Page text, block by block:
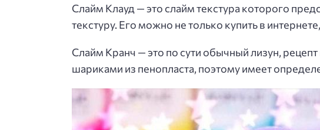
Слайм Клауд — это слайм текстура которого
текстуру. Его можно не только купить в
Слайм Кранч — это по сути обычный лизун,
шариками из пенопласта, поэтому имеет